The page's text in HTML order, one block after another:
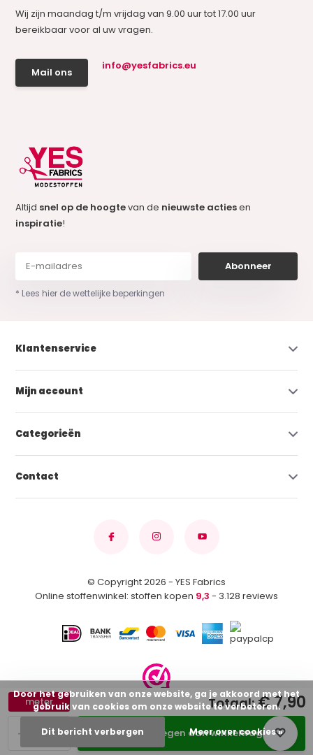
+
-
meter
Toevoegen aan winkelwagen
Totaal:€ 7,90
Wij zijn maandag t/m vrijdag van 9.00 uur tot 17.00 uur
bereikbaar voor al uw vragen.
Mail ons
info@yesfabrics.eu
Altijd snel op de hoogtevan de nieuwste actiesen
inspiratie!
Abonneer
* Lees hier de wettelijke beperkingen
Klantenservice
Mijn account
Categorieën
Contact
© Copyright 2026 - YES Fabrics
Online stoffenwinkel: stoffen kopen 9,3 - 3.128 reviews
Door het gebruiken van onze website, ga je akkoord met het
gebruik van cookies om onze website te verbeteren.
Dit bericht verbergen Meer over cookies »